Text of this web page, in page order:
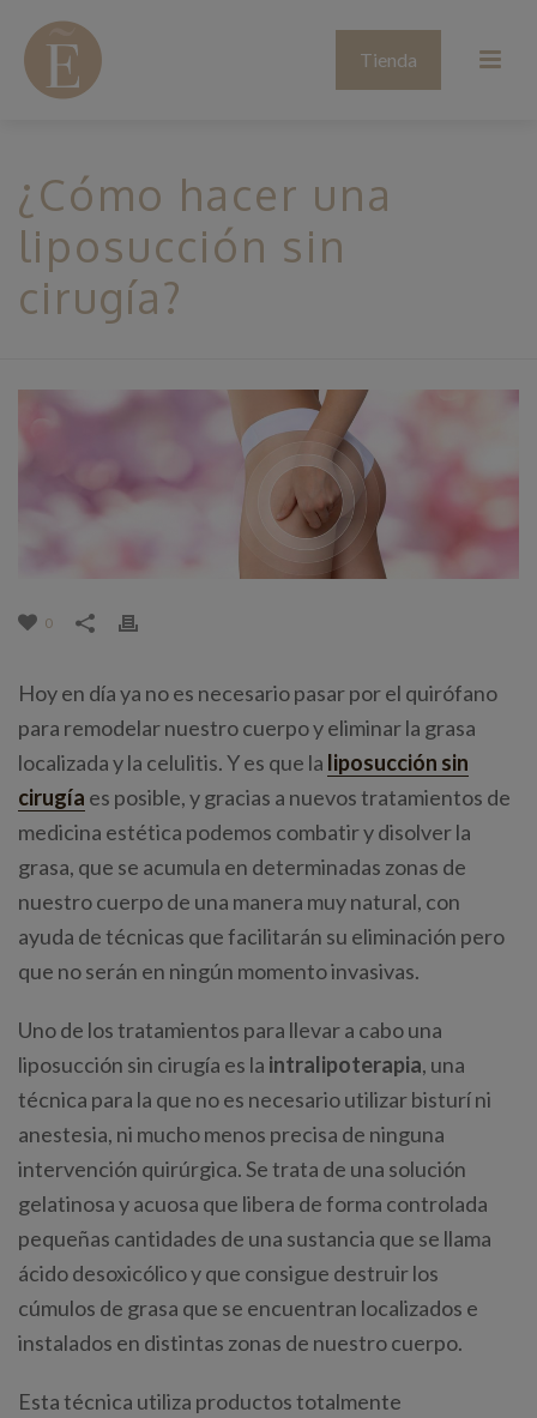
Tienda
¿Cómo hacer una
liposucción sin
cirugía?
0
Hoy en día ya no es necesario pasar por el quirófano
para remodelar nuestro cuerpo y eliminar la grasa
localizada y la celulitis. Y es que la liposucción sin
cirugía es posible, y gracias a nuevos tratamientos de
medicina estética podemos combatir y disolver la
grasa, que se acumula en determinadas zonas de
nuestro cuerpo de una manera muy natural, con
ayuda de técnicas que facilitarán su eliminación pero
que no serán en ningún momento invasivas.
Uno de los tratamientos para llevar a cabo una
liposucción sin cirugía es la intralipoterapia, una
técnica para la que no es necesario utilizar bisturí ni
anestesia, ni mucho menos precisa de ninguna
intervención quirúrgica. Se trata de una solución
gelatinosa y acuosa que libera de forma controlada
pequeñas cantidades de una sustancia que se llama
ácido desoxicólico y que consigue destruir los
cúmulos de grasa que se encuentran localizados e
instalados en distintas zonas de nuestro cuerpo.
Esta técnica utiliza productos totalmente